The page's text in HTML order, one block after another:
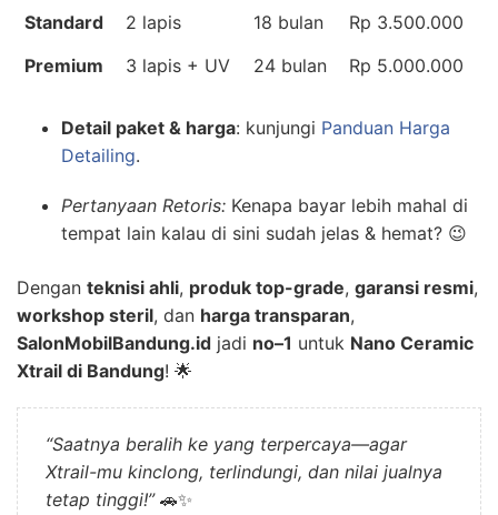
Standard
2 lapis 18 bulan
Rp 3.500.000
Premium
3 lapis + UV 24 bulan Rp 5.000.000
Detail paket & harga: kunjungi Panduan Harga
Detailing.
Pertanyaan Retoris: Kenapa bayar lebih mahal di
tempat lain kalau di sini sudah jelas & hemat? 😉
Dengan teknisi ahli, produk top-grade, garansi resmi,
workshop steril, dan harga transparan,
SalonMobilBandung.id jadi no–1 untuk Nano Ceramic
Xtrail di Bandung! 🌟
“Saatnya beralih ke yang terpercaya—agar
Xtrail-mu kinclong, terlindungi, dan nilai jualnya
tetap tinggi!”🚗✨